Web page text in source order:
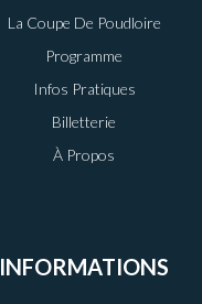
La Coupe De Poudloire
Programme
Infos Pratiques
Billetterie
À Propos
INFORMATIONS